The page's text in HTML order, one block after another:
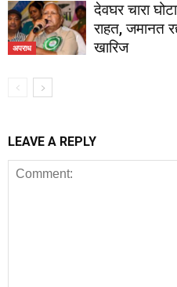
अपराध
देवघर चारा
राहत, जमानत
खारिज
LEAVE A REPLY